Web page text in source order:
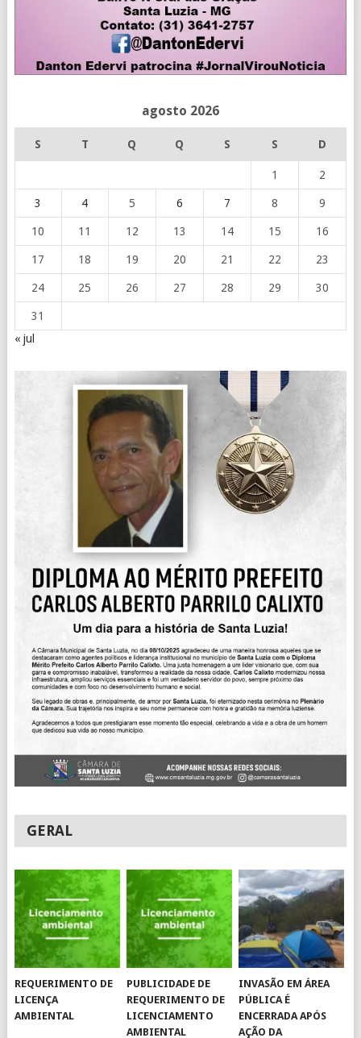
agosto 2026
S T Q Q S S D
1 2
3 4 5 6 7 8 9
10 11 12 13 14 15 16
17 18 19 20 21 22 23
24 25 26 27 28 29 30
31
« jul
GERAL
REQUERIMENTO DE
LICENÇA
AMBIENTAL
PUBLICIDADE DE
REQUERIMENTO DE
LICENCIAMENTO
AMBIENTAL
INVASÃO EM ÁREA
PÚBLICA É
ENCERRADA APÓS
AÇÃO DA